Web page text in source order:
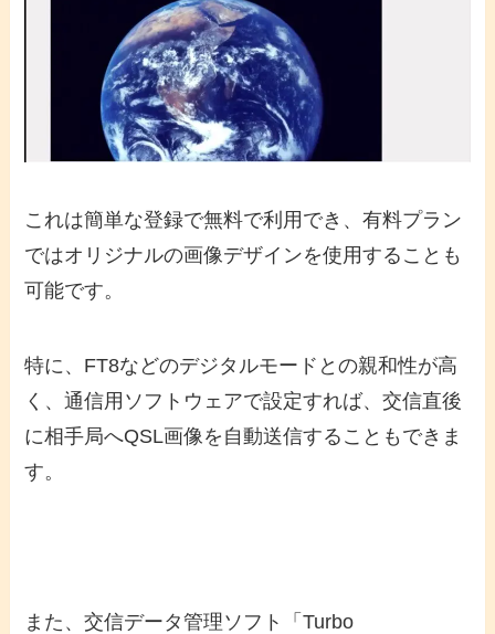
これは簡単な登録で無料で利用でき、有料プラン
ではオリジナルの画像デザインを使用することも
可能です。
特に、FT8などのデジタルモードとの親和性が高
く、通信用ソフトウェアで設定すれば、交信直後
に相手局へQSL画像を自動送信することもできま
す。
また、交信データ管理ソフト「Turbo